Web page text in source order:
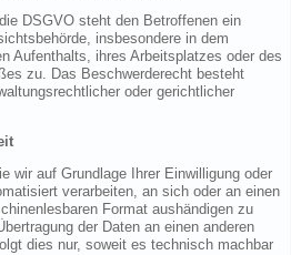
DSGVO steht den Betroffenen ein
insbesondere in dem
Aufenthalts, ihres Arbeitsplatzes oder des
zu. Das Beschwerderecht besteht
oder gerichtlicher
wir auf Grundlage Ihrer Einwilligung oder
verarbeiten, an sich oder an einen
Format aushändigen zu
der Daten an einen anderen
dies nur, soweit es technisch machbar